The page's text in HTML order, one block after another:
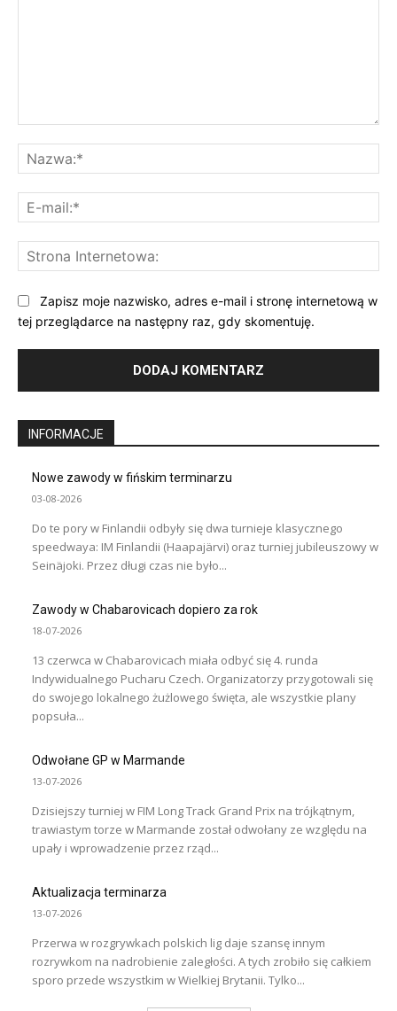
Zapisz moje nazwisko, adres e-mail i stronę internetową w
tej przeglądarce na następny raz, gdy skomentuję.
INFORMACJE
Nowe zawody w fińskim terminarzu
03-08-2026
Do te pory w Finlandii odbyły się dwa turnieje klasycznego
speedwaya: IM Finlandii (Haapajärvi) oraz turniej jubileuszowy w
Seinäjoki. Przez długi czas nie było...
Zawody w Chabarovicach dopiero za rok
18-07-2026
13 czerwca w Chabarovicach miała odbyć się 4. runda
Indywidualnego Pucharu Czech. Organizatorzy przygotowali się
do swojego lokalnego żużlowego święta, ale wszystkie plany
popsuła...
Odwołane GP w Marmande
13-07-2026
Dzisiejszy turniej w FIM Long Track Grand Prix na trójkątnym,
trawiastym torze w Marmande został odwołany ze względu na
upały i wprowadzenie przez rząd...
Aktualizacja terminarza
13-07-2026
Przerwa w rozgrywkach polskich lig daje szansę innym
rozrywkom na nadrobienie zaległości. A tych zrobiło się całkiem
sporo przede wszystkim w Wielkiej Brytanii. Tylko...